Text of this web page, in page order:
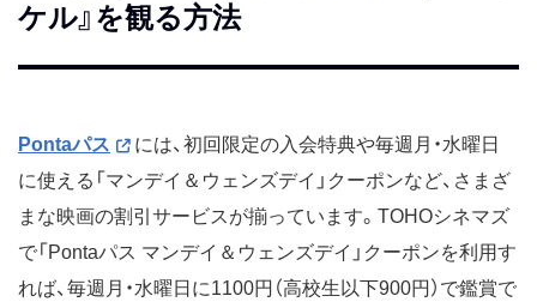
ケル』を観る方法
Pontaパス
には、初回限定の入会特典や毎週月・水曜日
に使える「マンデイ＆ウェンズデイ」クーポンなど、さまざ
まな映画の割引サービスが揃っています。TOHOシネマズ
で「Pontaパス マンデイ＆ウェンズデイ」クーポンを利用す
れば、毎週月・水曜日に1100円（高校生以下900円）で鑑賞で